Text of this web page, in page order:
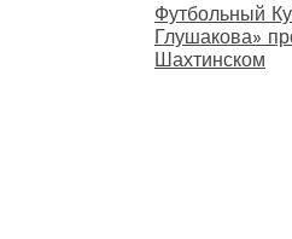
Футбольный
Глушакова»
Шахтинском